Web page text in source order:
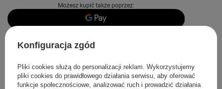
Możesz kupić także poprzez:
Produkt dostępny Wysyłka
30 dni na łatwy zwrot
Ten produkt nie jest dostępny w sklepie stacjonarnym
Konfiguracja zgód
Pliki cookies służą do personalizacji reklam. Wykorzystujemy
pliki cookies do prawidłowego działania serwisu, aby oferować
funkcje społecznościowe, analizować ruch i prowadzić działania